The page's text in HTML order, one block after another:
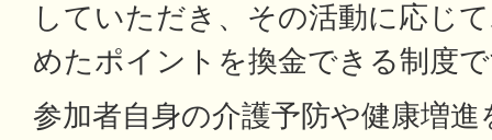
していただき、その活動に応じ
めたポイントを換金できる制度
参加者自身の介護予防や健康増